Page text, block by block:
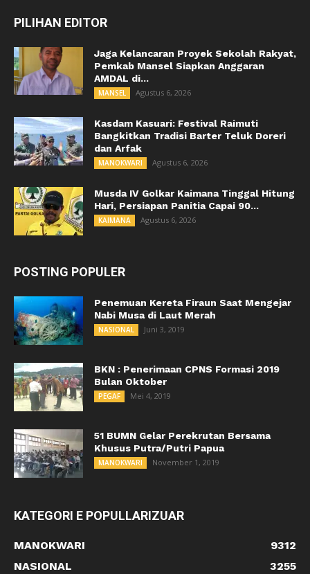
PILIHAN EDITOR
Jaga Kelancaran Proyek Sekolah Rakyat,
Pemkab Mansel Siapkan Anggaran
AMDAL di...
MANSEL Agustus 6, 2026
Kasdam Kasuari: Festival Raimuti
Bangkitkan Tradisi Barter Teluk Doreri
dan Arfak
MANOKWARI Agustus 6, 2026
Musda IV Golkar Kaimana Tinggal Hitung
Hari, Persiapan Panitia Capai 90...
KAIMANA Agustus 6, 2026
POSTING POPULER
Penemuan Kereta Firaun Saat Mengejar
Nabi Musa di Laut Merah
NASIONAL Juni 3, 2019
BKN : Penerimaan CPNS Formasi 2019
Bulan Oktober
PEGAF Mei 4, 2019
51 BUMN Gelar Perekrutan Bersama
Khusus Putra/Putri Papua
MANOKWARI November 1, 2019
KATEGORI E POPULLARIZUAR
MANOKWARI
9312
NASIONAL
3255